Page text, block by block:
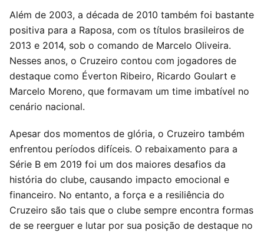
Além de 2003, a década de 2010 também foi bastante
positiva para a Raposa, com os títulos brasileiros de
2013 e 2014, sob o comando de Marcelo Oliveira.
Nesses anos, o Cruzeiro contou com jogadores de
destaque como Éverton Ribeiro, Ricardo Goulart e
Marcelo Moreno, que formavam um time imbatível no
cenário nacional.
Apesar dos momentos de glória, o Cruzeiro também
enfrentou períodos difíceis. O rebaixamento para a
Série B em 2019 foi um dos maiores desafios da
história do clube, causando impacto emocional e
financeiro. No entanto, a força e a resiliência do
Cruzeiro são tais que o clube sempre encontra formas
de se reerguer e lutar por sua posição de destaque no